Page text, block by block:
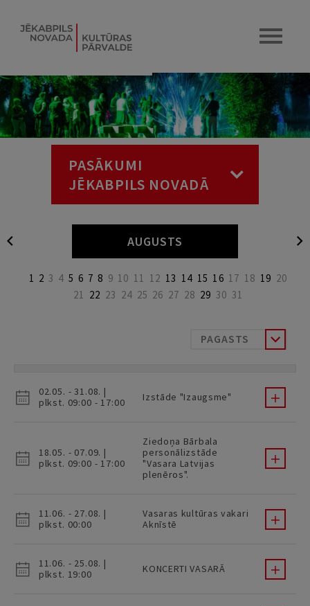
PASĀKUMI
JĒKABPILS NOVADĀ
AUGUSTS
1 2 3 4 5 6 7 8 9 10 11 12 13 14 15 16 17 18 19 20
21 22 23 24 25 26 27 28 29 30 31
PAGASTS
02.05. - 31.08. |
plkst. 09:00 - 17:00
Izstāde "Izaugsme"
18.05. - 07.09. |
plkst. 09:00 - 17:00
Ziedoņa Bārbala
personālizstāde
"Vasara Latvijas
plenēros".
11.06. - 27.08. |
plkst. 00:00
Vasaras kultūras vakari
Aknīstē
11.06. - 25.08. |
plkst. 19:00
KONCERTI VASARĀ